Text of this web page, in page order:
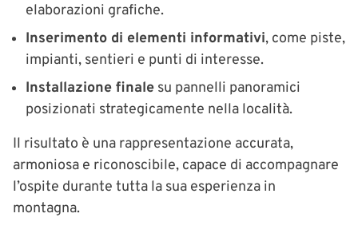
elaborazioni grafiche.
Inserimento di elementi informativi, come piste,
impianti, sentieri e punti di interesse.
Installazione finale su pannelli panoramici
posizionati strategicamente nella località.
Il risultato è una rappresentazione accurata,
armoniosa e riconoscibile, capace di accompagnare
l’ospite durante tutta la sua esperienza in
montagna.